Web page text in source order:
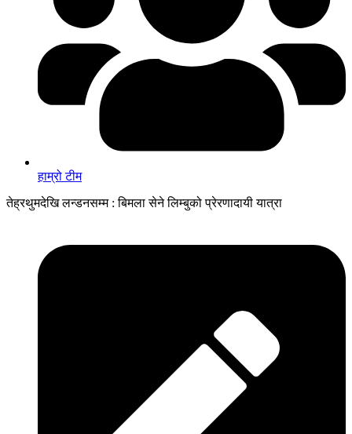
हाम्रो टीम
तेह्रथुमदेखि लन्डनसम्म : बिमला सेने लिम्बुको प्रेरणादायी यात्रा